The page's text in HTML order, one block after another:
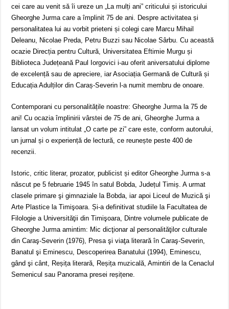
cei care au venit să îi ureze un „La mulți ani” criticului și istoricului
Gheorghe Jurma care a împlinit 75 de ani. Despre activitatea și
personalitatea lui au vorbit prieteni și colegi care Marcu Mihail
Deleanu, Nicolae Preda, Petru Buzzi sau Nicolae Sârbu. Cu această
ocazie Direcția pentru Cultură, Universitatea Eftimie Murgu și
Biblioteca Județeană Paul Iorgovici i-au oferit aniversatului diplome
de excelență sau de apreciere, iar Asociația Germană de Cultură și
Educația Adulților din Caraș-Severin l-a numit membru de onoare.
Contemporani cu personalitățile noastre: Gheorghe Jurma la 75 de
ani! Cu ocazia împlinirii vârstei de 75 de ani, Gheorghe Jurma a
lansat un volum intitulat „O carte pe zi” care este, conform autorului,
un jurnal și o experiență de lectură, ce reunește peste 400 de
recenzii.
Istoric, critic literar, prozator, publicist și editor Gheorghe Jurma s-a
născut pe 5 februarie 1945 în satul Bobda, Județul Timiș. A urmat
clasele primare şi gimnaziale la Bobda, iar apoi Liceul de Muzică şi
Arte Plastice la Timişoara. Și-a definitivat studiile la Facultatea de
Filologie a Universităţii din Timişoara, Dintre volumele publicate de
Gheorghe Jurma amintim: Mic dicţionar al personalităţilor culturale
din Caraş-Severin (1976), Presa şi viaţa literară în Caraş-Severin,
Banatul şi Eminescu, Descoperirea Banatului (1994), Eminescu,
gând şi cânt, Reșița literară, Reșița muzicală, Amintiri de la Cenaclul
Semenicul sau Panorama presei reșițene.